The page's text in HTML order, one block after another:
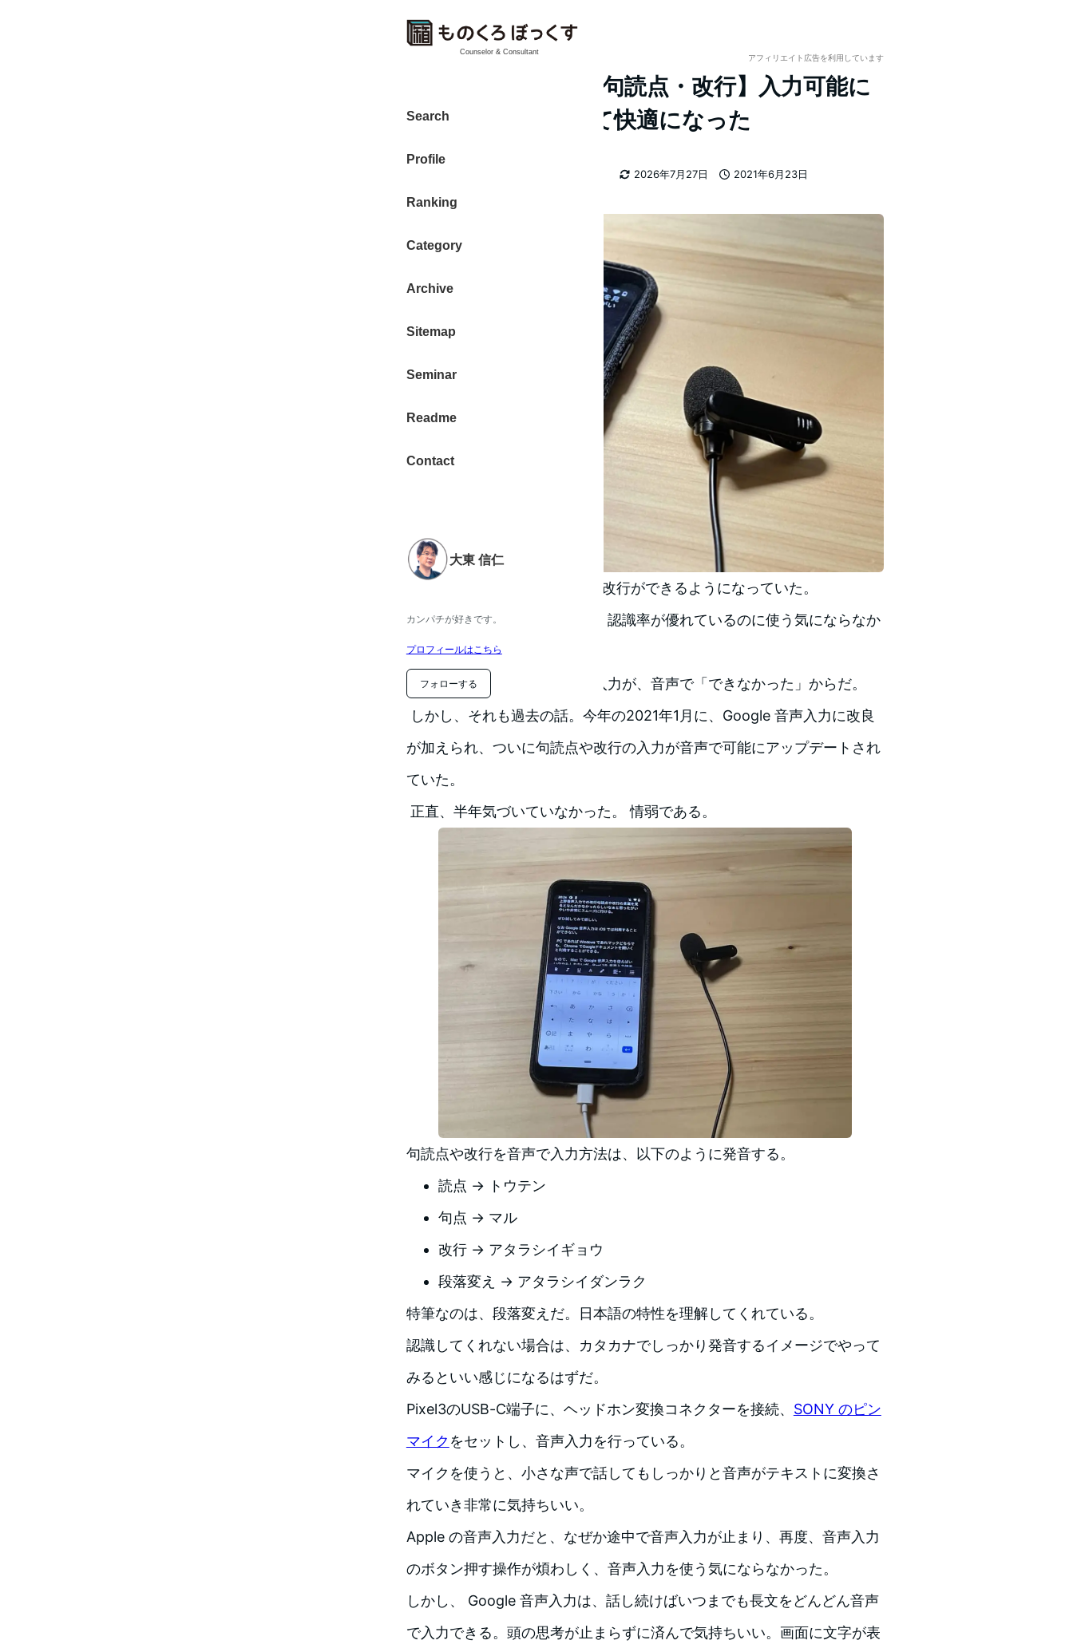
Counselor & Consultant
Search
Profile
Ranking
Category
Archive
Sitemap
Seminar
Readme
Contact
大東 信仁
カンパチが好きです。
プロフィールはこちら
フォローする
アフィリエイト広告を利用しています
Google 音声入力【句読点・改行】入力可能に
アップデートされて快適になった
2026年7月27日
2021年6月23日
者
Google 音声入力で、句読点や改行ができるようになっていた。
アップルの音声入力に比べて、認識率が優れているのに使う気にならなか
った Google 音声入力。
その理由は、句読点や改行の入力が、音声で「できなかった」からだ。
しかし、それも過去の話。今年の2021年1月に、Google 音声入力に改良
が加えられ、ついに句読点や改行の入力が音声で可能にアップデートされ
ていた。
正直、半年気づいていなかった。 情弱である。
句読点や改行を音声で入力方法は、以下のように発音する。
読点 → トウテン
句点 → マル
改行 → アタラシイギョウ
段落変え → アタラシイダンラク
特筆なのは、段落変えだ。日本語の特性を理解してくれている。
認識してくれない場合は、カタカナでしっかり発音するイメージでやって
みるといい感じになるはずだ。
Pixel3のUSB-C端子に、ヘッドホン変換コネクターを接続、 SONY のピン
マイク をセットし、音声入力を行っている。
マイクを使うと、小さな声で話してもしっかりと音声がテキストに変換さ
れていき非常に気持ちいい。
Apple の音声入力だと、なぜか途中で音声入力が止まり、再度、音声入力
のボタン押す操作が煩わしく、音声入力を使う気にならなかった。
しかし、 Google 音声入力は、話し続けばいつまでも長文をどんどん音声
で入力できる。頭の思考が止まらずに済んで気持ちいい。画面に文字が表